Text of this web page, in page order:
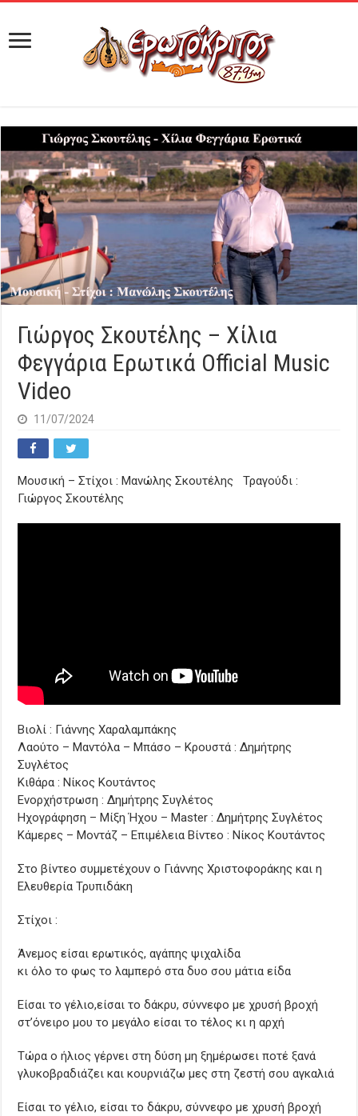
Γιώργος Σκουτέλης – Χίλια
Φεγγάρια Ερωτικά Official Music
Video
11/07/2024
Μουσική – Στίχοι : Μανώλης Σκουτέλης Τραγούδι :
Γιώργος Σκουτέλης
Βιολί : Γιάννης Χαραλαμπάκης
Λαούτο – Μαντόλα – Μπάσο – Κρουστά : Δημήτρης
Συγλέτος
Κιθάρα : Νίκος Κουτάντος
Ενορχήστρωση : Δημήτρης Συγλέτος
Ηχογράφηση – Μίξη Ήχου – Master : Δημήτρης Συγλέτος
Κάμερες – Μοντάζ – Επιμέλεια Βίντεο : Νίκος Κουτάντος
Στο βίντεο συμμετέχουν ο Γιάννης Χριστοφοράκης και η
Ελευθερία Τρυπιδάκη
Στίχοι :
Άνεμος είσαι ερωτικός, αγάπης ψιχαλίδα
κι όλο το φως το λαμπερό στα δυο σου μάτια είδα
Είσαι το γέλιο,είσαι το δάκρυ, σύννεφο με χρυσή βροχή
στ’όνειρο μου το μεγάλο είσαι το τέλος κι η αρχή
Τώρα ο ήλιος γέρνει στη δύση μη ξημέρωσει ποτέ ξανά
γλυκοβραδιάζει και κουρνιάζω μες στη ζεστή σου αγκαλιά
Είσαι το γέλιο, είσαι το δάκρυ, σύννεφο με χρυσή βροχή